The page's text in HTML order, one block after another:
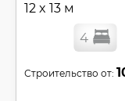
12 x 13 м
4
Строительство от: